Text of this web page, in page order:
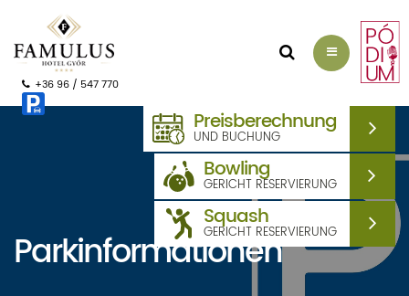
+36 96 / 547 770
Parkinformationen
Preisberechnung
UND BUCHUNG
Bowling
GERICHT RESERVIERUNG
Squash
GERICHT RESERVIERUNG